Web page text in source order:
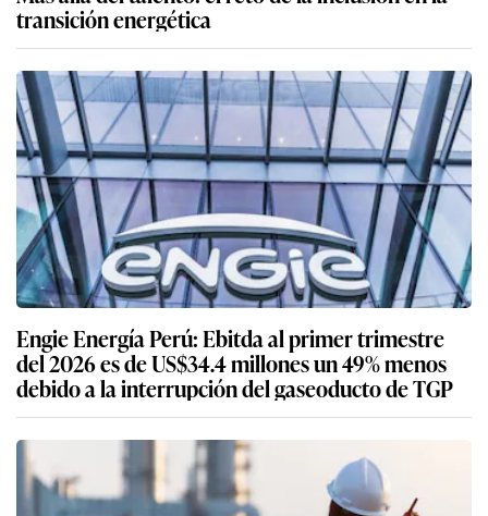
transición energética
Engie Energía Perú: Ebitda al primer trimestre
del 2026 es de US$34.4 millones un 49% menos
debido a la interrupción del gaseoducto de TGP